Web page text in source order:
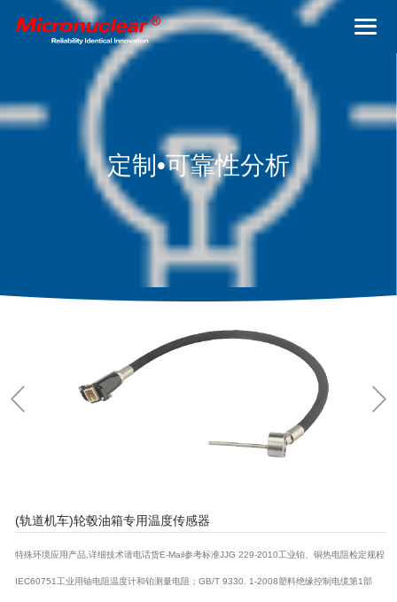
定制•可靠性分析
(轨道机车)轮毂油箱专用温度传感器
特殊环境应用产品,详细技术请电话货E-Mail参考标准JJG 229-2010工业铂、铜热电阻检定规程
IEC60751工业用铀电阻温度计和铂测量电阻；GB/T 9330. 1-2008塑料绝缘控制电缆第1部